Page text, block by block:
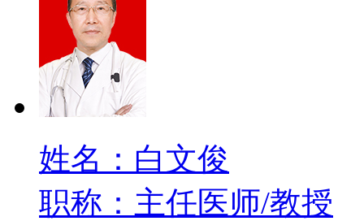
姓名：白文俊
职称：主任医师/教授